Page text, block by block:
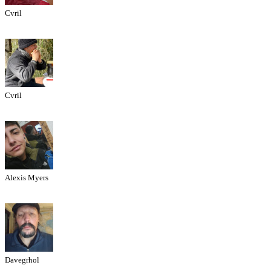
Cvril
Cvril
Alexis Myers
Davegrhol